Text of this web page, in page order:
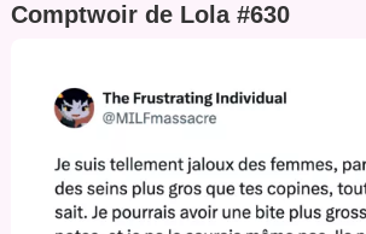
Comptwoir de Lola #630